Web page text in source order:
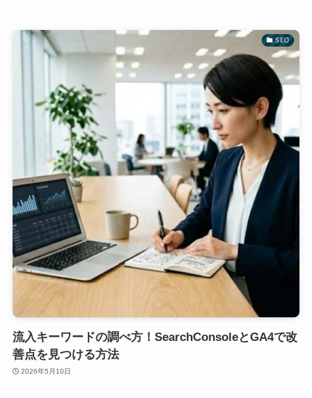
SEO
流入キーワードの調べ方！SearchConsoleとGA4で改
善点を見つける方法
2026年5月10日